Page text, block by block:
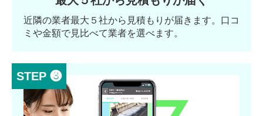
近隣の業者最大５社から見積もりが届きます。口コ
ミや金額で見比べて業者を選べます。
STEP ❸